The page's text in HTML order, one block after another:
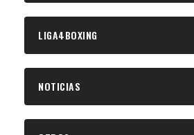
LIGA4BOXING
NOTICIAS